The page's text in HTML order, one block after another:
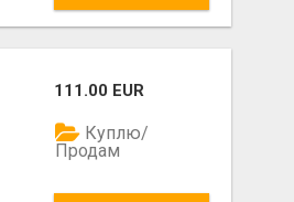
111.00 EUR
Куплю/
Продам